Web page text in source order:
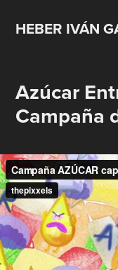
HEBER IVÁN
Azúcar
Campaña